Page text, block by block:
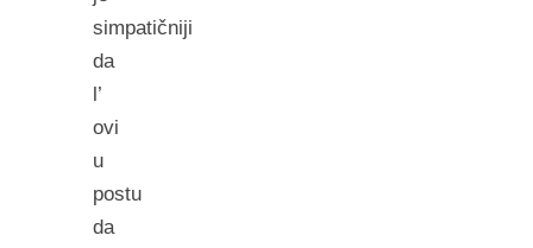
simpatičniji
da
l’
ovi
u
postu
da